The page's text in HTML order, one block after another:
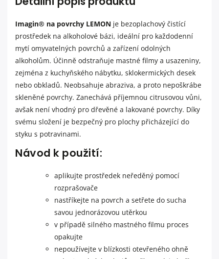
Imagin® na povrchy LEMON je bezoplachový čistící
prostředek na alkoholové bázi, ideální pro každodenní
mytí omyvatelných povrchů a zařízení odolných
alkoholům. Účinně odstraňuje mastné filmy a usazeniny,
zejména z kuchyňského nábytku, sklokermických desek
nebo obkladů. Neobsahuje abraziva, a proto nepoškrábe
skleněné povrchy. Zanechává příjemnou citrusovou vůni,
avšak není vhodný pro dřevěné a lakované povrchy. Díky
svému složení je bezpečný pro plochy přicházející do
styku s potravinami.
Návod k použití:
aplikujte prostředek neředěný pomocí
rozprašovače
nastříkejte na povrch a setřete do sucha
savou jednorázovou utěrkou
v případě silného mastného filmu proces
opakujte
nepoužívejte v blízkosti otevřeného ohně